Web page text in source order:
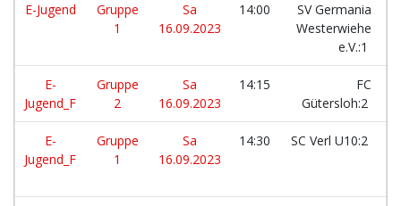
E-Jugend
Gruppe
1
Sa
16.09.2023
14:00
SV Germania
Westerwiehe
e.V.:1
E-
Jugend_F
Gruppe
2
Sa
16.09.2023
14:15
FC
Gütersloh:2
E-
Jugend_F
Gruppe
1
Sa
16.09.2023
14:30 SC Verl U10:2